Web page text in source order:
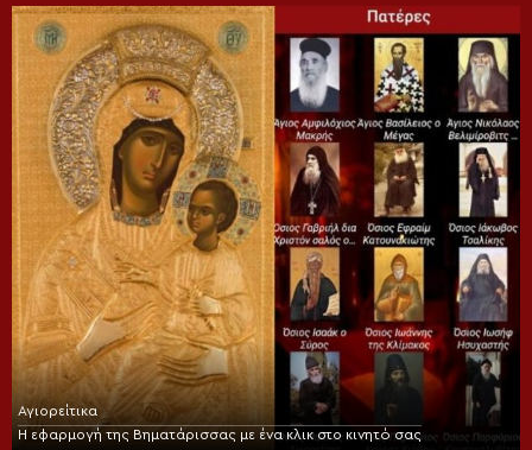
Αγιορείτικα
Η εφαρμογή της Βηματάρισσας με ένα κλικ στο κινητό σας